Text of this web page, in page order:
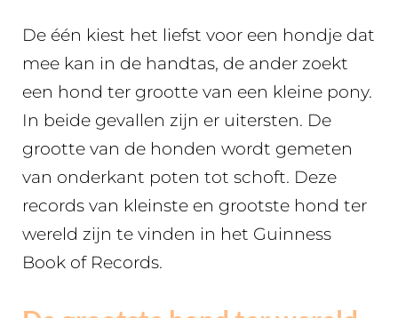
De één kiest het liefst voor een hondje dat
mee kan in de handtas, de ander zoekt
een hond ter grootte van een kleine pony.
In beide gevallen zijn er uitersten. De
grootte van de honden wordt gemeten
van onderkant poten tot schoft. Deze
records van kleinste en grootste hond ter
wereld zijn te vinden in het Guinness
Book of Records.